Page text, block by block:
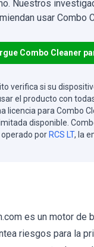
Nuestros
usar Combo
Combo Cleaner
verifica si su
el producto con
licencia para Combo
disponible.
porRCS LT, la
es un motor de
riesgos para la